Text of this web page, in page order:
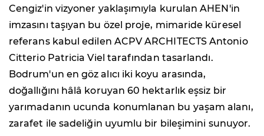
Cengiz'in vizyoner yaklaşımıyla kurulan AHEN'in
imzasını taşıyan bu özel proje, mimaride küresel
referans kabul edilen ACPV ARCHITECTS Antonio
Citterio Patricia Viel tarafından tasarlandı.
Bodrum'un en göz alıcı iki koyu arasında,
doğallığını hâlâ koruyan 60 hektarlık eşsiz bir
yarımadanın ucunda konumlanan bu yaşam alanı,
zarafet ile sadeliğin uyumlu bir bileşimini sunuyor.